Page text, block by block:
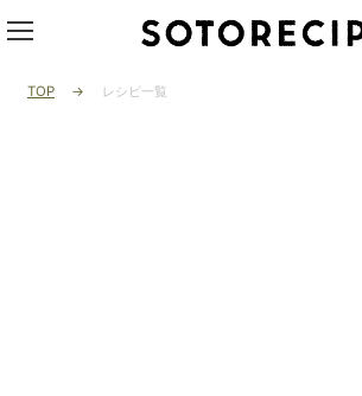
TOP レシピ一覧